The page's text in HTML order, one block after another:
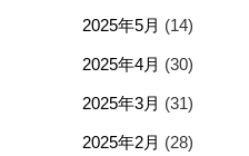
2025年5月 (14)
2025年4月 (30)
2025年3月 (31)
2025年2月 (28)